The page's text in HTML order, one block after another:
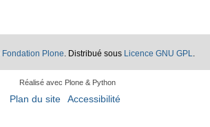
Fondation Plone . Distribué sous Licence GNU GPL
Réalisé avec Plone & Python
Plan du site Accessibilité